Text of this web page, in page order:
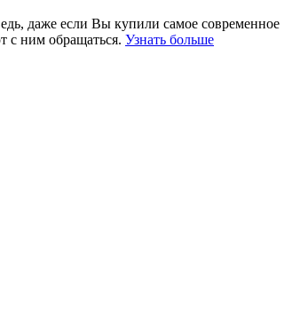
даже если Вы купили самое современное
с ним обращаться. Узнать больше